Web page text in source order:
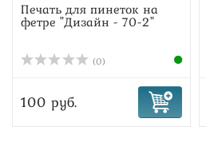
Печать для пинеток на
фетре "Дизайн - 70-2"
(0)
100 руб.